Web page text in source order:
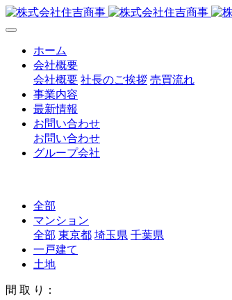
ホーム
会社概要
会社概要 社長のご挨拶 売買流れ
事業内容
最新情報
お問い合わせ
お問い合わせ
グループ会社
全部
マンション
全部 東京都 埼玉県 千葉県
一戸建て
土地
間 取 り：